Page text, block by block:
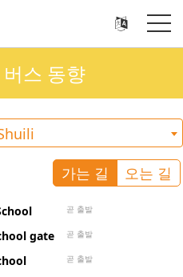
스 동향
가는 길 오는 길
곧 출발
gate 곧 출발
곧 출발